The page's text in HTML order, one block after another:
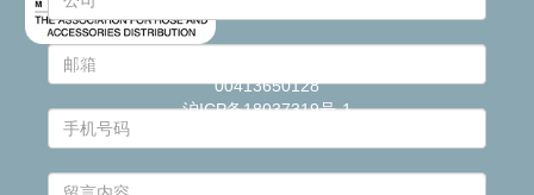
© 2021
00413650128
沪ICP备18037319号-1